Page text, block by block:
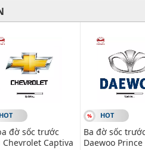
năm về cung cấp phụ tùng,
Hai Bà Trưng- Hà Nội
HOT
đờ sốc trước
dưới Chevrolet Captiva
HOT
Ba đờ sốc
Daewoo Prince